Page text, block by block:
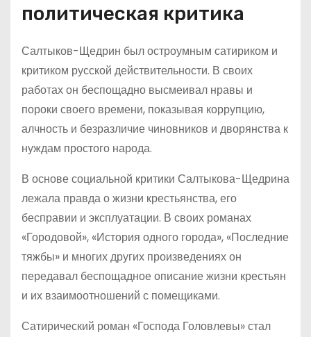
политическая критика
Салтыков-Щедрин был остроумным сатириком и
критиком русской действительности. В своих
работах он беспощадно высмеивал нравы и
пороки своего времени, показывая коррупцию,
алчность и безразличие чиновников и дворянства к
нуждам простого народа.
В основе социальной критики Салтыкова-Щедрина
лежала правда о жизни крестьянства, его
бесправии и эксплуатации. В своих романах
«Городовой», «История одного города», «Последние
тяжбы» и многих других произведениях он
передавал беспощадное описание жизни крестьян
и их взаимоотношений с помещиками.
Сатирический роман «Господа Головлевы» стал